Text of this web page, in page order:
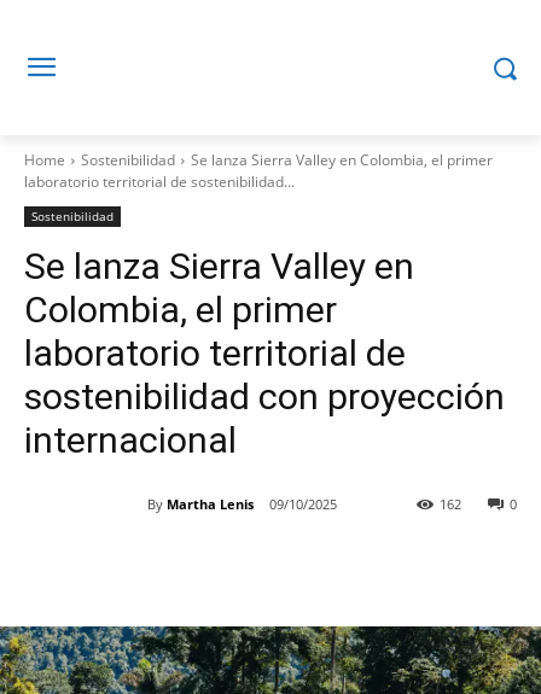
Home Sostenibilidad
Se lanza Sierra Valley en Colombia, el primer
laboratorio territorial de sostenibilidad...
Sostenibilidad
Se lanza Sierra Valley en
Colombia, el primer
laboratorio territorial de
sostenibilidad con proyección
internacional
By Martha Lenis 09/10/2025 0
162